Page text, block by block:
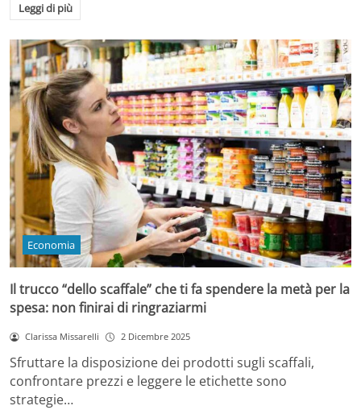
Leggi di più
Economia
Il trucco “dello scaffale” che ti fa spendere la metà per la
spesa: non finirai di ringraziarmi
Clarissa Missarelli 2 Dicembre 2025
Sfruttare la disposizione dei prodotti sugli scaffali,
confrontare prezzi e leggere le etichette sono
strategie…